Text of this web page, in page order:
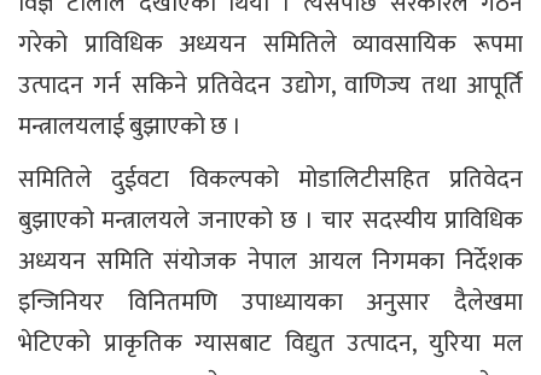
गरेको प्राविधिक अध्ययन समितिले व्यावसायिक रूपमा
उत्पादन गर्न सकिने प्रतिवेदन उद्योग, वाणिज्य तथा आपूर्ति
मन्त्रालयलाई बुझाएको छ ।
समितिले दुईवटा विकल्पको मोडालिटीसहित प्रतिवेदन
बुझाएको मन्त्रालयले जनाएको छ । चार सदस्यीय प्राविधिक
अध्ययन समिति संयोजक नेपाल आयल निगमका निर्देशक
इन्जिनियर विनितमणि उपाध्यायका अनुसार दैलेखमा
भेटिएको प्राकृतिक ग्यासबाट विद्युत उत्पादन, युरिया मल